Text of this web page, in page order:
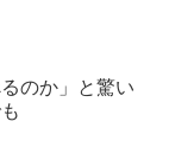
のか」と驚い